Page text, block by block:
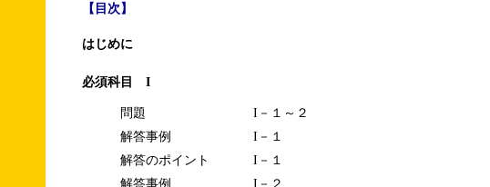
【目次】
はじめに
必須科目 I
問題
I－１～２
解答事例
I－１
解答のポイント
I－１
解答事例
I－２